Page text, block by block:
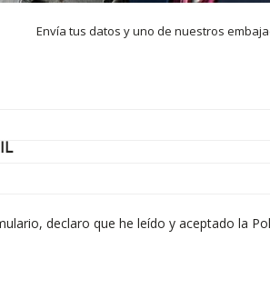
Envía tus datos y uno de nuestros
declaro que he leído y aceptado la